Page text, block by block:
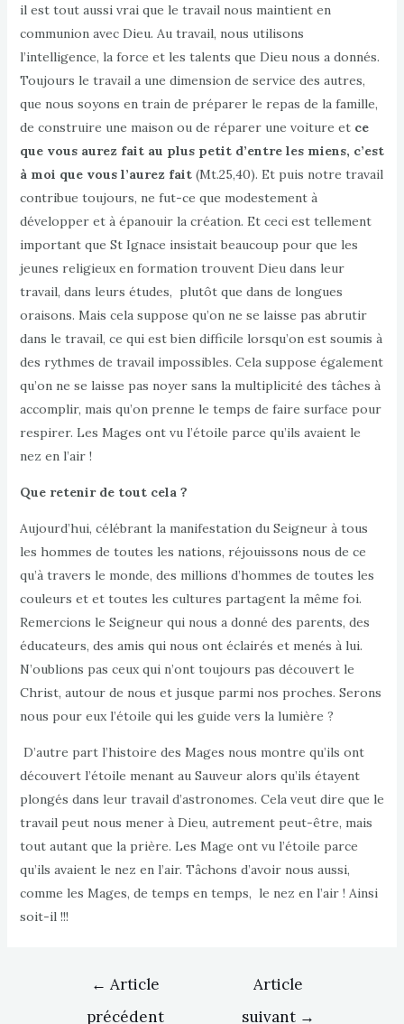
il est tout aussi vrai que le travail nous maintient en
communion avec Dieu. Au travail, nous utilisons
l’intelligence, la force et les talents que Dieu nous a donnés.
Toujours le travail a une dimension de service des autres,
que nous soyons en train de préparer le repas de la famille,
de construire une maison ou de réparer une voiture etce
que vous aurez fait au plus petit d’entre les miens, c’est
à moi que vous l’aurez fait (Mt.25,40). Et puis notre travail
contribue toujours, ne fut-ce que modestement à
développer et à épanouir la création. Et ceci est tellement
important que St Ignace insistait beaucoup pour que les
jeunes religieux en formation trouvent Dieu dans leur
travail, dans leurs études, plutôt que dans de longues
oraisons. Mais cela suppose qu’on ne se laisse pas abrutir
dans le travail, ce qui est bien difficile lorsqu’on est soumis à
des rythmes de travail impossibles. Cela suppose également
qu’on ne se laisse pas noyer sans la multiplicité des tâches à
accomplir, mais qu’on prenne le temps de faire surface pour
respirer. Les Mages ont vu l’étoile parce qu’ils avaient le
nez en l’air !
Que retenir de tout cela ?
Aujourd’hui, célébrant la manifestation du Seigneur à tous
les hommes de toutes les nations, réjouissons nous de ce
qu’à travers le monde, des millions d’hommes de toutes les
couleurs et et toutes les cultures partagent la même foi.
Remercions le Seigneur qui nous a donné des parents, des
éducateurs, des amis qui nous ont éclairés et menés à lui.
N’oublions pas ceux qui n’ont toujours pas découvert le
Christ, autour de nous et jusque parmi nos proches. Serons
nous pour eux l’étoile qui les guide vers la lumière ?
D’autre part l’histoire des Mages nous montre qu’ils ont
découvert l’étoile menant au Sauveur alors qu’ils étayent
plongés dans leur travail d’astronomes. Cela veut dire que le
travail peut nous mener à Dieu, autrement peut-être, mais
tout autant que la prière. Les Mage ont vu l’étoile parce
qu’ils avaient le nez en l’air. Tâchons d’avoir nous aussi,
comme les Mages, de temps en temps, le nez en l’air ! Ainsi
soit-il !!!
← Article
précédent
Article
suivant →